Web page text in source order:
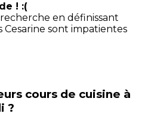
! :(
en définissant
Cesarine sont impatientes
cours de cuisine à
?